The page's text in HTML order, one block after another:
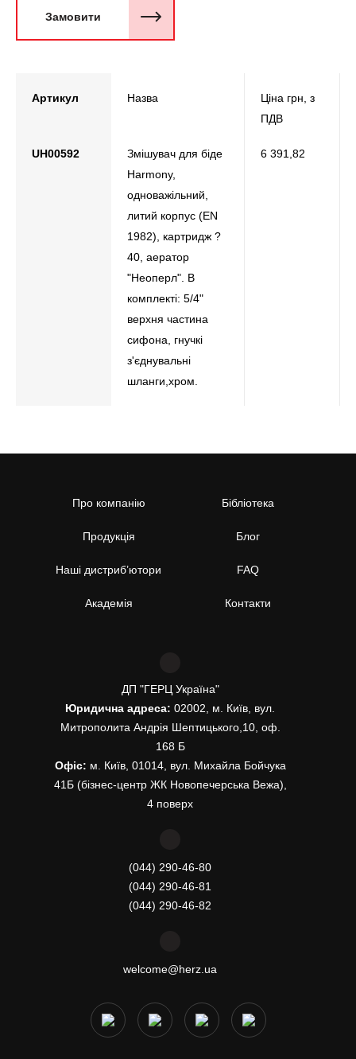
Замовити
Артикул Назва
Ціна грн, з
ПДВ
UH00592
Змішувач для біде
Harmony,
одноважільний,
литий корпус (EN
1982), картридж ?
40, аератор
"Неоперл". В
комплекті: 5/4"
верхня частина
сифона, гнучкі
з'єднувальні
шланги,хром.
6 391,82
Про компанію
Продукція
Наші дистриб’ютори
Академія
Бібліотека
Блог
FAQ
Контакти
ДП "ГЕРЦ Україна"
Юридична адреса: 02002, м. Київ, вул.
Митрополита Андрія Шептицького,10, оф.
168 Б
Офіс: м. Київ, 01014, вул. Михайла Бойчука
41Б (бізнес-центр ЖК Новопечерська Вежа),
4 поверх
(044) 290-46-80
(044) 290-46-81
(044) 290-46-82
welcome@herz.ua